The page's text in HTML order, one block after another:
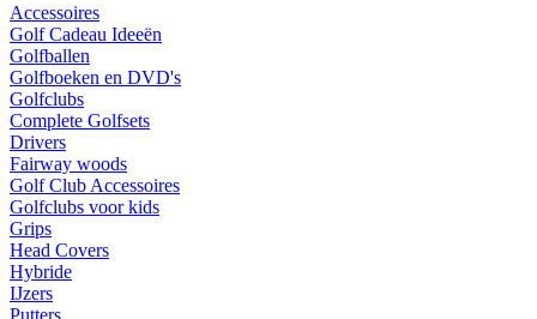
Accessoires
Golf Cadeau Ideeën
Golfballen
Golfboeken en DVD's
Golfclubs
Complete Golfsets
Drivers
Fairway woods
Golf Club Accessoires
Golfclubs voor kids
Grips
Head Covers
Hybride
IJzers
Putters